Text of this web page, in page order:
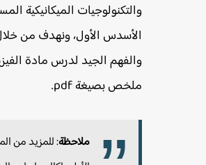
والتكنولوجيات الميكانيكية
الأسدس الأول، ونهدف من خلال
والفهم الجيد لدرس مادة
ملخص بصيغة pdf.
ملاحظة: للمزيد من